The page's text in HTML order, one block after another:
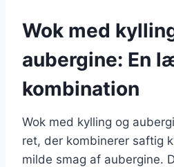
Wok med
aubergine: En
kombination
Wok med kylling og
ret, der kombinerer saftig
milde smag af aubergine.